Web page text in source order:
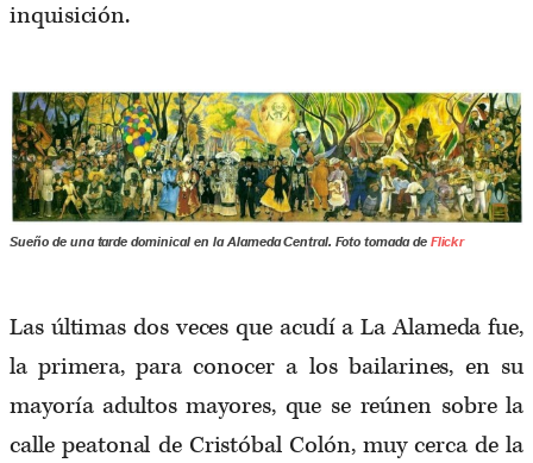
inquisición.
Sueño de una tarde dominical en la Alameda Central. Foto tomada de Flickr
Las últimas dos veces que acudí a La Alameda fue,
la primera, para conocer a los bailarines, en su
mayoría adultos mayores, que se reúnen sobre la
calle peatonal de Cristóbal Colón, muy cerca de la